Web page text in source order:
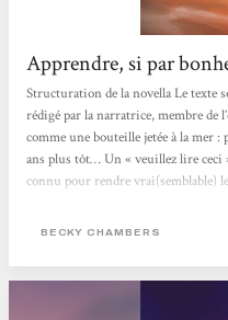
Apprendre, si par
Structuration de la novella Le texte
rédigé par la narratrice, membre de
comme une bouteille jetée à la mer
ans plus tôt… Un « veuillez lire ceci
connu pour rendre vrai(semblable)
Opera et Votum. Le texte alterne
BECKY CHAMBERS